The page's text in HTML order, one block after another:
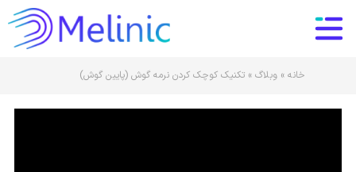
خانه » وبلاگ » تکنیک کوچک کردن نرمه گوش (پایین گوش)